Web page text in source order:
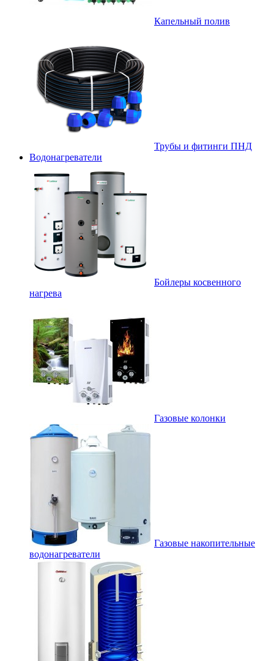
Капельный полив
Трубы и фитинги ПНД
Водонагреватели
Бойлеры косвенного
нагрева
Газовые колонки
Газовые накопительные
водонагреватели